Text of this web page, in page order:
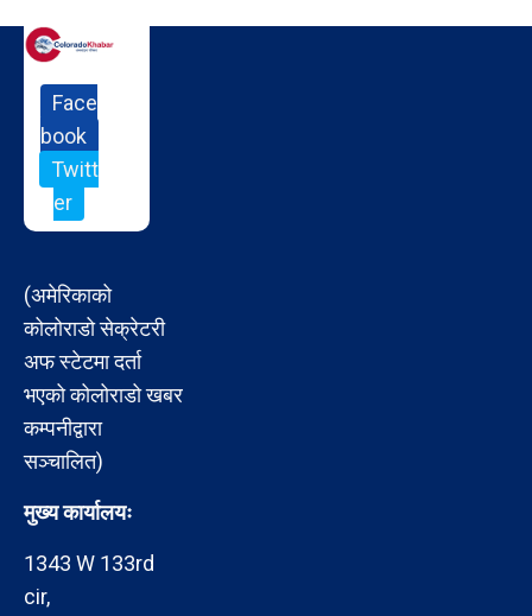
Face
book
Twitt
er
(अमेरिकाको
कोलोराडो सेक्रेटरी
अफ स्टेटमा दर्ता
भएको कोलोराडो खबर
कम्पनीद्वारा
सञ्चालित)
मुख्य कार्यालयः
1343 W 133rd
cir,